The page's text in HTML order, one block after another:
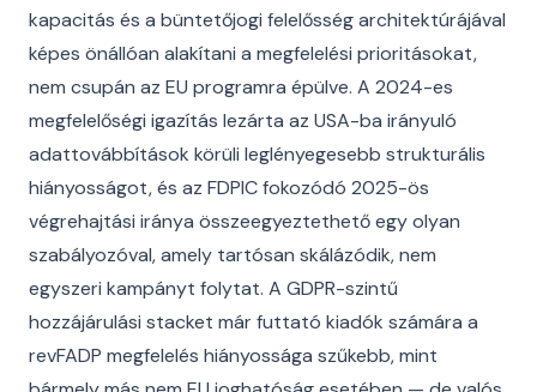
kapacitás és a büntetőjogi felelősség architektúrájával
képes önállóan alakítani a megfelelési prioritásokat,
nem csupán az EU programra épülve. A 2024-es
megfelelőségi igazítás lezárta az USA-ba irányuló
adattovábbítások körüli leglényegesebb strukturális
hiányosságot, és az FDPIC fokozódó 2025-ös
végrehajtási iránya összeegyeztethető egy olyan
szabályozóval, amely tartósan skálázódik, nem
egyszeri kampányt folytat. A GDPR-szintű
hozzájárulási stacket már futtató kiadók számára a
revFADP megfelelés hiányossága szűkebb, mint